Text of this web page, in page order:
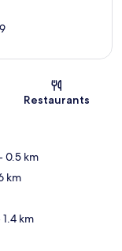
Restaurants
0.5 km
km
1.4 km